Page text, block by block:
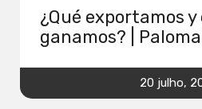
¿Qué exportamos
ganamos? |
20 julho,